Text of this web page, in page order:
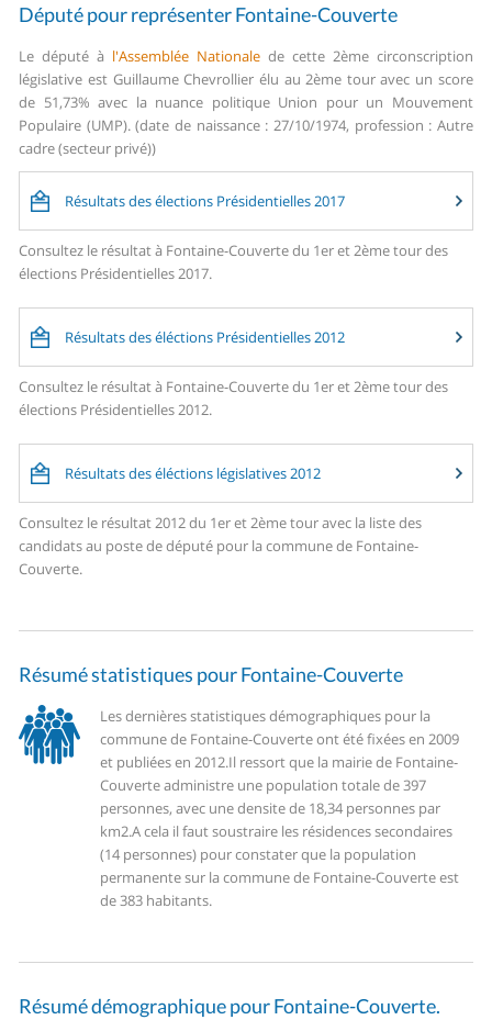
Député pour représenter Fontaine-Couverte
Le député à l'Assemblée Nationale de cette 2ème circonscription
législative est Guillaume Chevrollier élu au 2ème tour avec un score
de 51,73% avec la nuance politique Union pour un Mouvement
Populaire (UMP). (date de naissance : 27/10/1974, profession : Autre
cadre (secteur privé))
Résultats des élections Présidentielles 2017
Consultez le résultat à Fontaine-Couverte du 1er et 2ème tour des
élections Présidentielles 2017.
Résultats des éléctions Présidentielles 2012
Consultez le résultat à Fontaine-Couverte du 1er et 2ème tour des
élections Présidentielles 2012.
Résultats des éléctions législatives 2012
Consultez le résultat 2012 du 1er et 2ème tour avec la liste des
candidats au poste de député pour la commune de Fontaine-
Couverte.
Résumé statistiques pour Fontaine-Couverte
Les dernières statistiques démographiques pour la
commune de Fontaine-Couverte ont été fixées en 2009
et publiées en 2012.Il ressort que la mairie de Fontaine-
Couverte administre une population totale de 397
personnes, avec une densite de 18,34 personnes par
km2.A cela il faut soustraire les résidences secondaires
(14 personnes) pour constater que la population
permanente sur la commune de Fontaine-Couverte est
de 383 habitants.
Résumé démographique pour Fontaine-Couverte.